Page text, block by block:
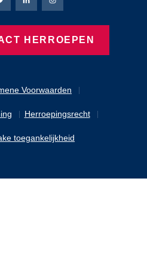
Voorwaarden
Herroepingsrecht
toegankelijkheid
Proenen Facebook-pagina
Proenen X-pagina
Bierbaum-Proenen
Bierbaum-Proenen
HERROEPEN